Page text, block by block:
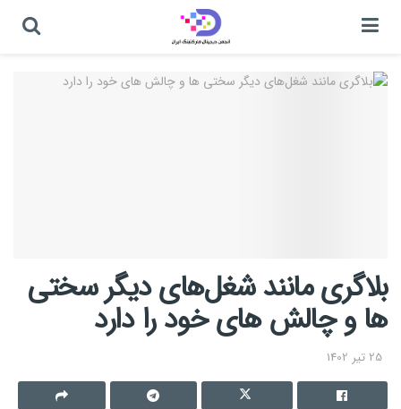
بلاگری مانند شغل‌های دیگر سختی
ها و چالش های خود را دارد
25 تیر 1402